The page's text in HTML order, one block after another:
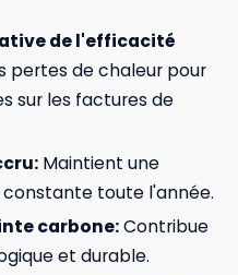
de l'efficacité
pertes de chaleur pour
sur les factures de
Maintient une
toute l'année.
carbone:Contribue
et durable.